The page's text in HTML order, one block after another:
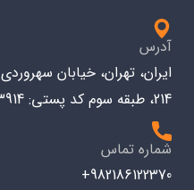
آدرس
ایران، تهران، خیابان
214، طبقه سوم کد پستی: 1533743914
شماره تماس
982186122370+